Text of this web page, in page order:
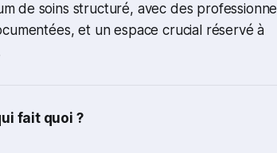
de soins structuré, avec des
et un espace crucial réservé à
fait quoi ?